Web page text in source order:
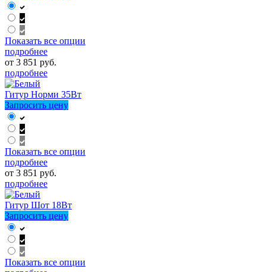
Показать все опции
подробнее
от 3 851 руб.
подробнее
Гитур Норми 35Вт
Запросить цену
Показать все опции
подробнее
от 3 851 руб.
подробнее
Гитур Шот 18Вт
Запросить цену
Показать все опции